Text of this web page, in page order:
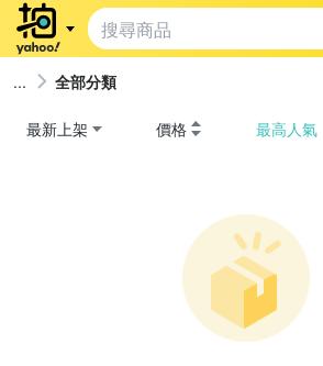
全部分類
最新上架 價格 最高人氣